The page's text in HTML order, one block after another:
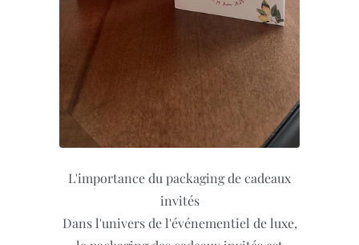
L'importance du packaging de cadeaux
invités
Dans l'univers de l'événementiel de luxe,